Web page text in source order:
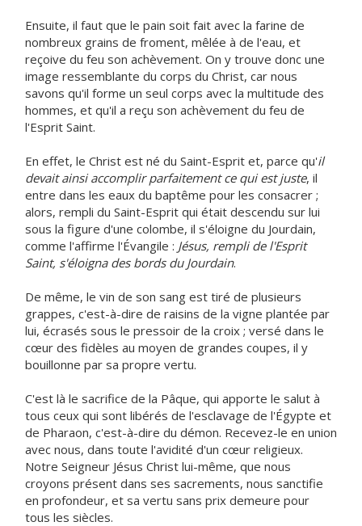
Ensuite, il faut que le pain soit fait avec la farine de
nombreux grains de froment, mêlée à de l'eau, et
reçoive du feu son achèvement. On y trouve donc une
image ressemblante du corps du Christ, car nous
savons qu'il forme un seul corps avec la multitude des
hommes, et qu'il a reçu son achèvement du feu de
l'Esprit Saint.
En effet, le Christ est né du Saint-Esprit et, parce qu'il
devait ainsi accomplir parfaitement ce qui est juste, il
entre dans les eaux du baptême pour les consacrer ;
alors, rempli du Saint-Esprit qui était descendu sur lui
sous la figure d'une colombe, il s'éloigne du Jourdain,
comme l'affirme l'Évangile : Jésus, rempli de l'Esprit
Saint, s'éloigna des bords du Jourdain.
De même, le vin de son sang est tiré de plusieurs
grappes, c'est-à-dire de raisins de la vigne plantée par
lui, écrasés sous le pressoir de la croix ; versé dans le
cœur des fidèles au moyen de grandes coupes, il y
bouillonne par sa propre vertu.
C'est là le sacrifice de la Pâque, qui apporte le salut à
tous ceux qui sont libérés de l'esclavage de l'Égypte et
de Pharaon, c'est-à-dire du démon. Recevez-le en union
avec nous, dans toute l'avidité d'un cœur religieux.
Notre Seigneur Jésus Christ lui-même, que nous
croyons présent dans ses sacrements, nous sanctifie
en profondeur, et sa vertu sans prix demeure pour
tous les siècles.